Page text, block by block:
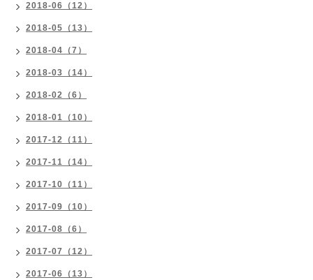
2018-06（12）
2018-05（13）
2018-04（7）
2018-03（14）
2018-02（6）
2018-01（10）
2017-12（11）
2017-11（14）
2017-10（11）
2017-09（10）
2017-08（6）
2017-07（12）
2017-06（13）